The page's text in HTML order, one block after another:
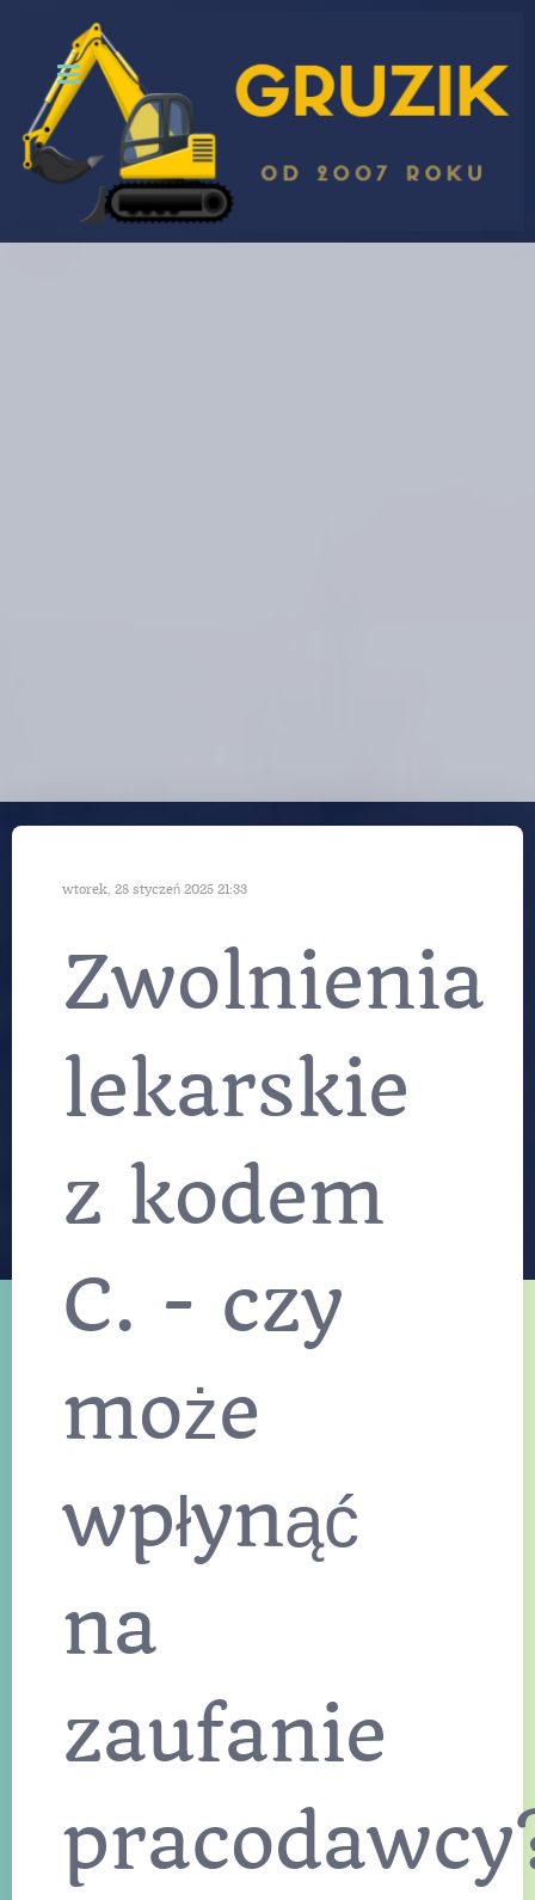
wtorek, 28 styczeń 2025 21:33
Zwolnienia
lekarskie
z kodem
C. - czy
może
wpłynąć
na
zaufanie